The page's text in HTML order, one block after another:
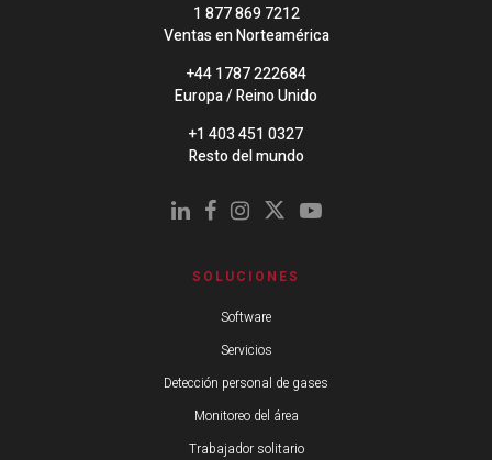
1 877 869 7212
Ventas en Norteamérica
+44 1787 222684
Europa / Reino Unido
+1 403 451 0327
Resto del mundo
SOLUCIONES
Software
Servicios
Detección personal de gases
Monitoreo del área
Trabajador solitario